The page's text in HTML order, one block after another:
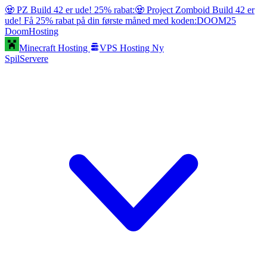
🧟 PZ Build 42 er ude! 25% rabat:🧟 Project Zomboid Build 42 er
ude! Få 25% rabat på din første måned med koden:DOOM25
DoomHosting
Minecraft Hosting
VPS Hosting Ny
SpilServere